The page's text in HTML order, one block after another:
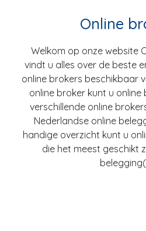
Online
Welkom op onze website
vindt u alles over de beste
online brokers beschikbaar
online broker kunt u online
verschillende online
Nederlandse online
handige overzicht kunt u
die het meest geschikt